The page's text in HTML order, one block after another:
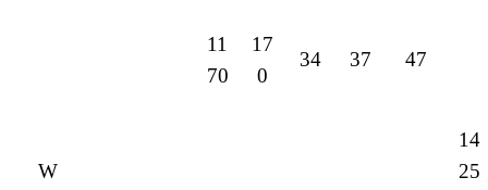
11
70
17
0
34 37 47
W
14
25